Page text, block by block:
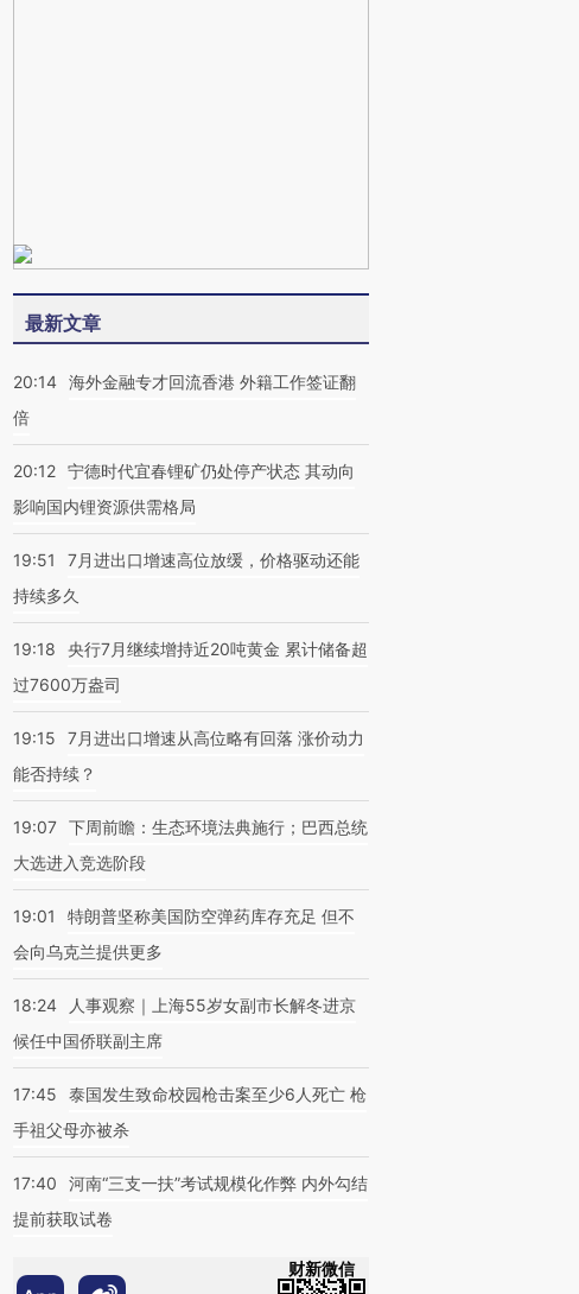
最新文章
20:14 海外金融专才回流香港 外籍工作签证翻
倍
20:12 宁德时代宜春锂矿仍处停产状态 其动向
影响国内锂资源供需格局
19:51
7月进出口增速高位放缓，价格驱动还能
持续多久
19:18
央行7月继续增持近20吨黄金 累计储备超
过7600万盎司
19:15
7月进出口增速从高位略有回落 涨价动力
能否持续？
19:07 下周前瞻：生态环境法典施行；巴西总统
大选进入竞选阶段
19:01
特朗普坚称美国防空弹药库存充足 但不
会向乌克兰提供更多
18:24
人事观察｜上海55岁女副市长解冬进京
候任中国侨联副主席
17:45
泰国发生致命校园枪击案至少6人死亡 枪
手祖父母亦被杀
17:40
河南“三支一扶”考试规模化作弊 内外勾结
提前获取试卷
财新微信